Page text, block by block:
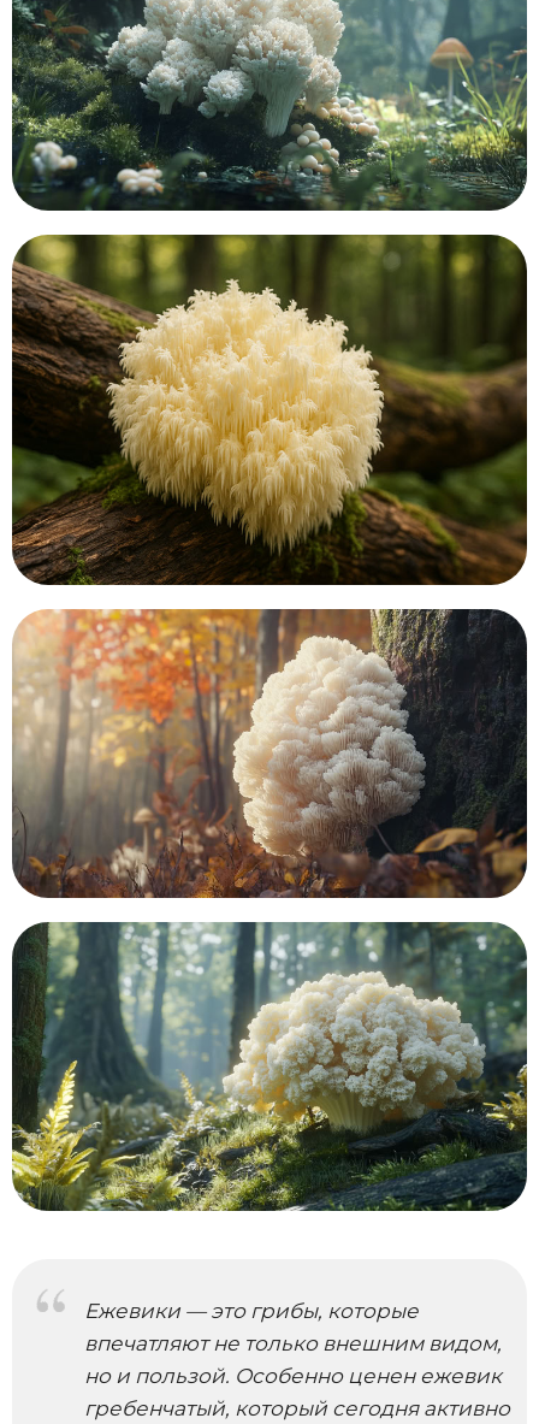
Ежевики — это грибы, которые
впечатляют не только внешним видом,
но и пользой. Особенно ценен ежевик
гребенчатый, который сегодня активно